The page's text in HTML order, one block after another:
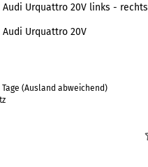
Audi Urquattro 20V links - rechts
Urquattro 20V
(Ausland abweichend)